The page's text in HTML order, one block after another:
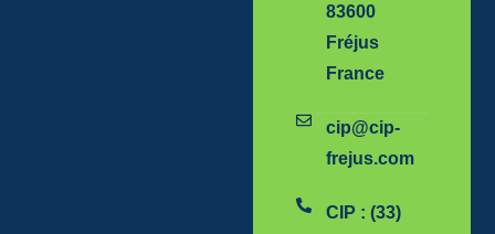
83600
Fréjus
France
cip@cip-
frejus.com
CIP : (33)